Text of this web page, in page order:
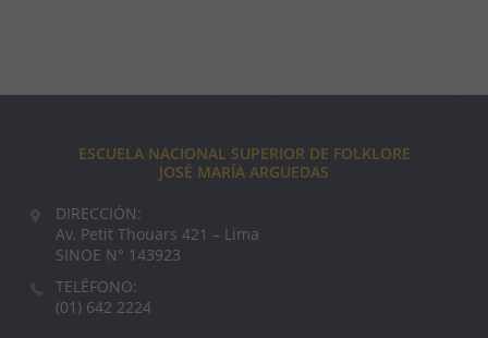
ESCUELA NACIONAL SUPERIOR DE FOLKLORE
JOSÉ MARÍA ARGUEDAS
DIRECCIÓN:
Av. Petit Thouars 421 – Lima
SINOE N° 143923
TELÉFONO:
(01) 642 2224